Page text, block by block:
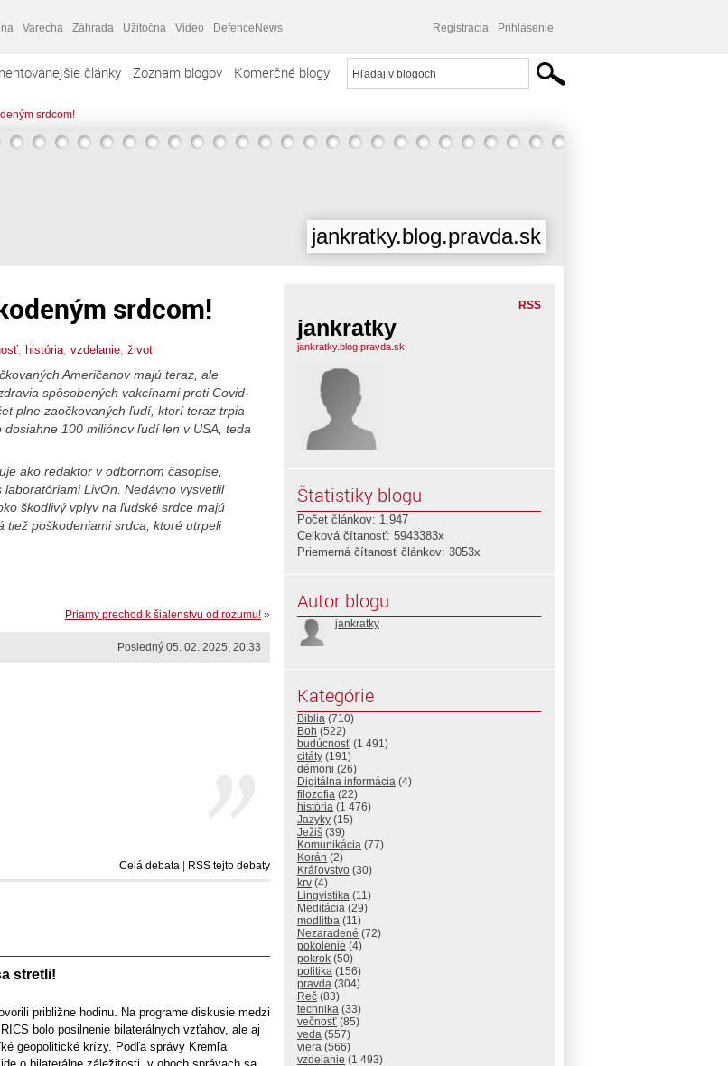
Varecha Záhrada Užitočná Video DefenceNews Registrácia Prihlásenie
články Zoznam blogov Komerčné blogy
srdcom!
jankratky.blog.pravda.sk
srdcom!
história vzdelanie život
Američanov majú teraz, ale
spôsobených vakcínami proti Covid-
plne zaočkovaných ľudí, ktorí teraz trpia
100 miliónov ľudí len v USA, teda
ako redaktor v odbornom časopise,
LivOn. Nedávno vysvetlil
škodlivý vplyv na ľudské srdce majú
tiež poškodeniami srdca, ktoré utrpeli
Priamy prechod k šialenstvu od rozumu! »
Posledný 05. 02. 2025, 20:33
Celá debata | RSS tejto debaty
stretli!
približne hodinu. Na programe diskusie medzi
bolo posilnenie bilaterálnych vzťahov, ale aj
geopolitické krízy. Podľa správy Kremľa
RSS
jankratky
jankratky.blog.pravda.sk
Štatistiky blogu
Počet článkov: 1,947
Celková čítanosť: 5943383x
Priemerná čítanosť článkov: 3053x
Autor blogu
jankratky
Kategórie
Biblia (710)
Boh (522)
budúcnosť (1 491)
citáty (191)
démoni (26)
Digitálna informácia (4)
filozofia (22)
história (1 476)
Jazyky (15)
Ježiš (39)
Komunikácia (77)
Korán (2)
Kráľovstvo (30)
krv (4)
Lingvistika (11)
Meditácia (29)
modlitba (11)
Nezaradené (72)
pokolenie (4)
pokrok (50)
politika (156)
pravda (304)
Reč (83)
technika (33)
večnosť (85)
veda (557)
viera (566)
vzdelanie (1 493)